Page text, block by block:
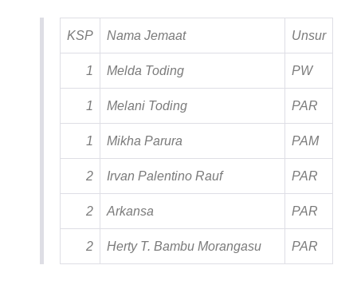
KSP Nama Jemaat Unsur
1 Melda Toding PW
1 Melani Toding PAR
1 Mikha Parura PAM
2 Irvan Palentino Rauf PAR
2 Arkansa PAR
2 Herty T. Bambu Morangasu PAR